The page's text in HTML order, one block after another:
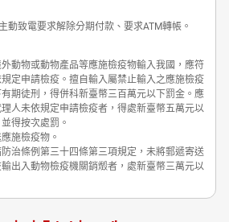
動致電要求解除分期付款、要求ATM轉帳。
動物或動物產品等應施檢疫物輸入我國，應符
定申請檢疫。擅自輸入屬禁止輸入之應施檢疫
期徒刑，得併科新臺幣三百萬元以下罰金。應
人未依規定申請檢疫者，得處新臺幣五萬元以
得按次處罰。
施檢疫物。
治條例第三十四條第三項規定，未將郵遞寄送
出入動物檢疫機關銷燬者，處新臺幣三萬元以